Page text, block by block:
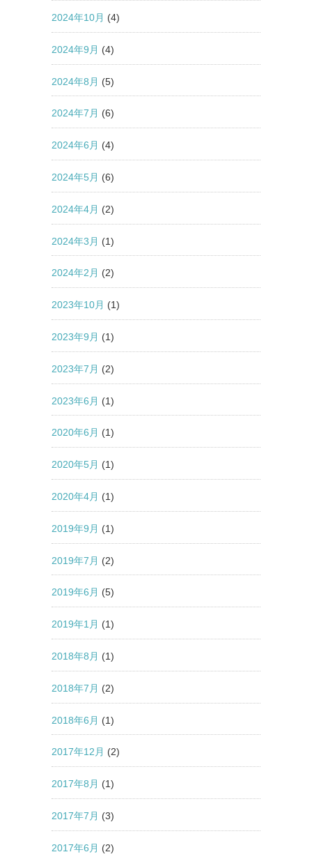
2024年10月 (4)
2024年9月 (4)
2024年8月 (5)
2024年7月 (6)
2024年6月 (4)
2024年5月 (6)
2024年4月 (2)
2024年3月 (1)
2024年2月 (2)
2023年10月 (1)
2023年9月 (1)
2023年7月 (2)
2023年6月 (1)
2020年6月 (1)
2020年5月 (1)
2020年4月 (1)
2019年9月 (1)
2019年7月 (2)
2019年6月 (5)
2019年1月 (1)
2018年8月 (1)
2018年7月 (2)
2018年6月 (1)
2017年12月 (2)
2017年8月 (1)
2017年7月 (3)
2017年6月 (2)